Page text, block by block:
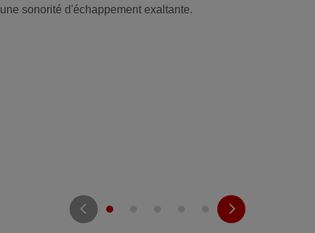
une sonorité d'échappement exaltante.